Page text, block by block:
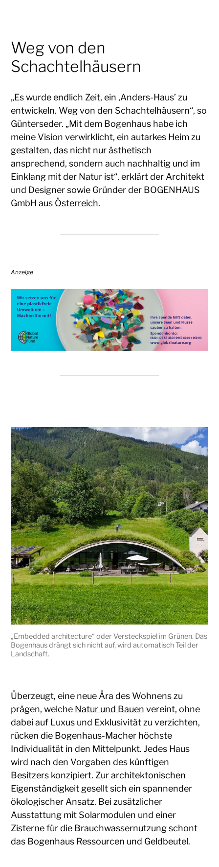
Weg von den
Schachtelhäusern
„Es wurde endlich Zeit, ein ‚Anders-Haus’ zu
entwickeln. Weg von den Schachtelhäusern“, so
Günterseder. „Mit dem Bogenhaus habe ich
meine Vision verwirklicht, ein autarkes Heim zu
gestalten, das nicht nur ästhetisch
ansprechend, sondern auch nachhaltig und im
Einklang mit der Natur ist“, erklärt der Architekt
und Designer sowie Gründer der BOGENHAUS
GmbH aus Österreich.
Anzeige
„Embedded architecture“ oder Versteckspiel im Grünen. Das
Bogenhaus drängt sich nicht auf, wird automatisch Teil der
Landschaft.
Überzeugt, eine neue Ära des Wohnens zu
prägen, welche Natur und Bauen vereint, ohne
dabei auf Luxus und Exklusivität zu verzichten,
rücken die Bogenhaus-Macher höchste
Individualität in den Mittelpunkt. Jedes Haus
wird nach den Vorgaben des künftigen
Besitzers konzipiert. Zur architektonischen
Eigenständigkeit gesellt sich ein spannender
ökologischer Ansatz. Bei zusätzlicher
Ausstattung mit Solarmodulen und einer
Zisterne für die Brauchwassernutzung schont
das Bogenhaus Ressourcen und Geldbeutel.